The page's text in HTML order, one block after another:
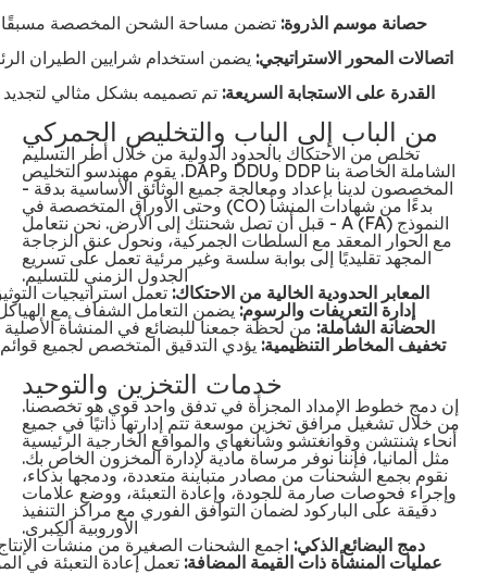
حصانة موسم الذروة: تضمن مساحة الشحن المخصصة مسبقًا
اتصالات المحور الاستراتيجي: يضمن استخدام شرايين الطيران
القدرة على الاستجابة السريعة: تم تصميمه بشكل مثالي
من الباب إلى الباب والتخليص الجمركي
تخلص من الاحتكاك بالحدود الدولية من خلال أطر التسليم
الشاملة الخاصة بنا DDP وDDU وDAP. يقوم مهندسو التخليص
المخصصون لدينا بإعداد ومعالجة جميع الوثائق الأساسية بدقة -
بدءًا من شهادات المنشأ (CO) وحتى الأوراق المتخصصة في
النموذج A (FA) - قبل أن تصل شحنتك إلى الأرض. نحن نتعامل
مع الحوار المعقد مع السلطات الجمركية، ونحول عنق الزجاجة
المجهد تقليديًا إلى بوابة سلسة وغير مرئية تعمل على تسريع
الجدول الزمني للتسليم.
المعابر الحدودية الخالية من الاحتكاك: تعمل استراتيجيات
إدارة التعريفات والرسوم: يضمن التعامل الشفاف مع
الحضانة الشاملة: من لحظة جمعنا للبضائع في المنشأة
تخفيف المخاطر التنظيمية: يؤدي التدقيق المتخصص لجميع قوائم
خدمات التخزين والتوحيد
إن دمج خطوط الإمداد المجزأة في تدفق واحد قوي هو تخصصنا.
من خلال تشغيل مرافق تخزين موسعة تتم إدارتها ذاتيًا في جميع
أنحاء شنتشن وقوانغتشو وشانغهاي والمواقع الخارجية الرئيسية
مثل ألمانيا، فإننا نوفر مرساة مادية لإدارة المخزون الخاص بك.
نقوم بجمع الشحنات من مصادر متباينة متعددة، ودمجها بذكاء،
وإجراء فحوصات صارمة للجودة، وإعادة التعبئة، ووضع علامات
دقيقة على الباركود لضمان التوافق الفوري مع مراكز التنفيذ
الأوروبية الكبرى.
دمج البضائع الذكي: اجمع الشحنات الصغيرة من منشآت
عمليات المنشأة ذات القيمة المضافة: تعمل إعادة التعبئة في